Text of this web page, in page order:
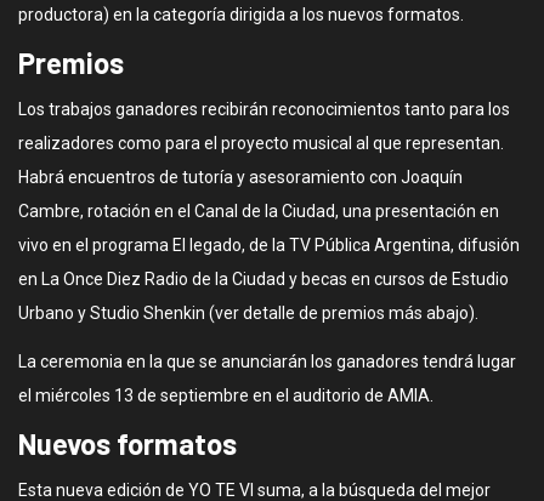
productora) en la categoría dirigida a los nuevos formatos.
Premios
Los trabajos ganadores recibirán reconocimientos tanto para los
realizadores como para el proyecto musical al que representan.
Habrá encuentros de tutoría y asesoramiento con Joaquín
Cambre, rotación en el Canal de la Ciudad, una presentación en
vivo en el programa El legado, de la TV Pública Argentina, difusión
en La Once Diez Radio de la Ciudad y becas en cursos de Estudio
Urbano y Studio Shenkin (ver detalle de premios más abajo).
La ceremonia en la que se anunciarán los ganadores tendrá lugar
el miércoles 13 de septiembre en el auditorio de AMIA.
Nuevos formatos
Esta nueva edición de YO TE VI suma, a la búsqueda del mejor